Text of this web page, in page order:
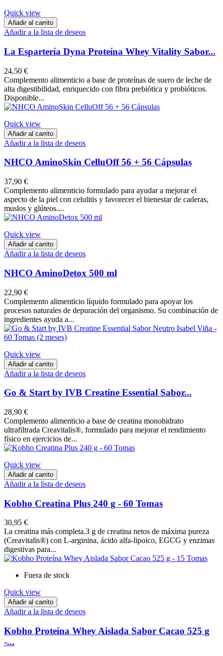
Quick view
Añadir al carrito
Añadir a la lista de deseos
La Espartería Dyna Proteína Whey Vitality Sabor...
24,50 €
​Complemento alimenticio a base de proteínas de suero de leche de
alta digestibilidad, enriquecido con fibra prebiótica y probióticos.
Disponible...
Quick view
Añadir al carrito
Añadir a la lista de deseos
NHCO AminoSkin CelluOff 56 + 56 Cápsulas
37,90 €
Complemento alimenticio formulado para ayudar a mejorar el
aspecto de la piel con celulitis y favorecer el bienestar de caderas,
muslos y glúteos....
Quick view
Añadir al carrito
Añadir a la lista de deseos
NHCO AminoDetox 500 ml
22,90 €
Complemento alimenticio líquido formulado para apoyar los
procesos naturales de depuración del organismo. Su combinación de
ingredientes ayuda a...
Quick view
Añadir al carrito
Añadir a la lista de deseos
Go & Start by IVB Creatine Essential Sabor...
28,90 €
Complemento alimenticio a base de creatina monohidrato
ultrafiltrada Creavitalis®, formulado para mejorar el rendimiento
físico en ejercicios de...
Quick view
Añadir al carrito
Añadir a la lista de deseos
Kobho Creatina Plus 240 g - 60 Tomas
30,95 €
La creatina más completa.3 g de creatina netos de máxima pureza
(Creavitalis®) con L-arginina, ácido alfa-lipoico, EGCG y enzimas
digestivas para...
Fuera de stock
Quick view
Añadir al carrito
Añadir a la lista de deseos
Kobho Proteína Whey Aislada Sabor Cacao 525 g
-...